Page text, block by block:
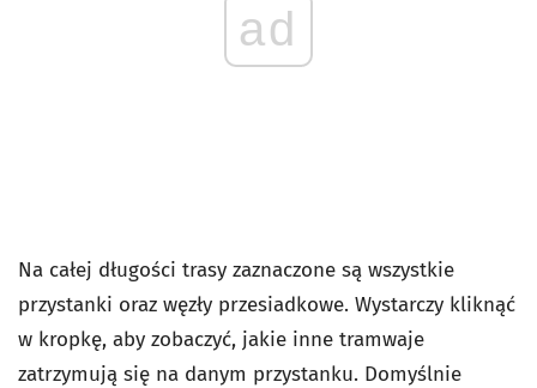
ad
Na całej długości trasy zaznaczone są wszystkie
przystanki oraz węzły przesiadkowe. Wystarczy kliknąć
w kropkę, aby zobaczyć, jakie inne tramwaje
zatrzymują się na danym przystanku. Domyślnie